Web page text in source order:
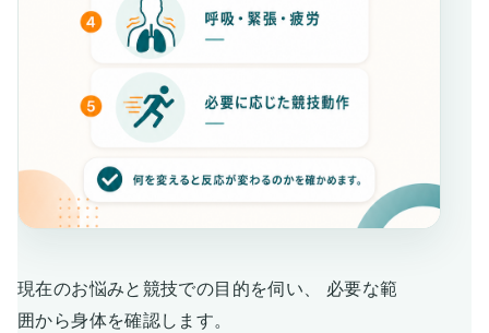
現在のお悩みと競技での目的を伺い、 必要な範
囲から身体を確認します。